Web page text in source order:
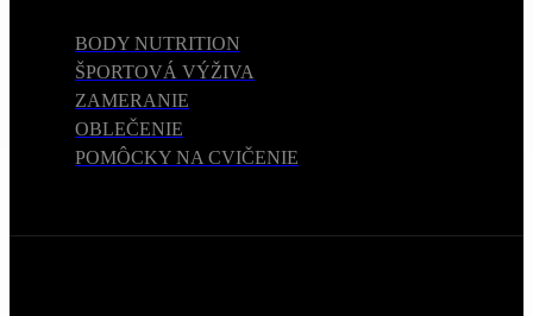
BODY NUTRITION
ŠPORTOVÁ VÝŽIVA
ZAMERANIE
OBLEČENIE
POMÔCKY NA CVIČENIE